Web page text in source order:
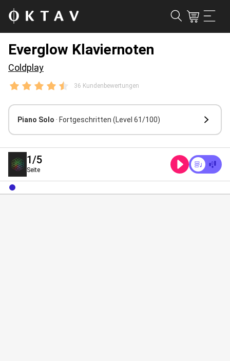
Everglow Klaviernoten
Coldplay
36 Kundenbewertungen
Piano Solo · Fortgeschritten (Level 61/100)
1/5
Seite